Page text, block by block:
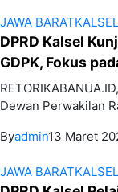
JAWA BARATKALSEL
DPRD Kalsel
GDPK, Fokus
Dewan Perwakilan
Byadmin13 Maret
JAWA BARATKALSEL